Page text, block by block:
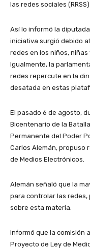
las redes sociales
Así lo informó la
iniciativa surgió debido
redes en los niños,
Igualmente, la
redes repercute en la
desatada en estas
El pasado 6 de agosto,
Bicentenario de la
Permanente del Poder
Carlos Alemán, propuso
de Medios Electrónicos.
Alemán señaló que la
para controlar las redes,
sobre esta materia.
Informó que la comisión
Proyecto de Ley de